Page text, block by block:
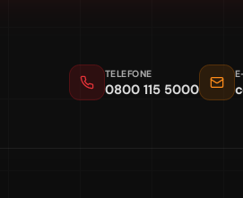
TELEFONE
0800 115 5000